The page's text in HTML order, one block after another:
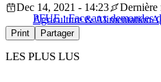
PFUE : Face aux demandes
Dec 14, 2021 - 14:23
Dernière
Agriculture & Alimentation
Print Partager
LES PLUS LUS